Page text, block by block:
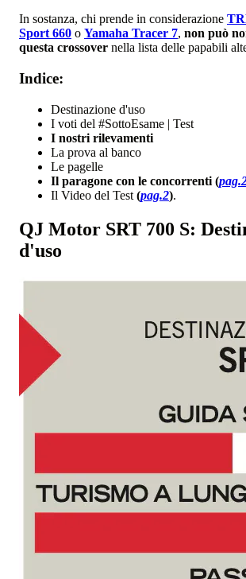
In sostanza, chi prende in considerazione
Sport 660 o Yamaha Tracer 7, non può
questa crossover nella lista delle papabili
Indice:
Destinazione d'uso
I voti del #SottoEsame | Test
I nostri rilevamenti
La prova al banco
Le pagelle
Il paragone con le concorrenti (
Il Video del Test (pag.2).
QJ Motor SRT 700 S:
d'uso